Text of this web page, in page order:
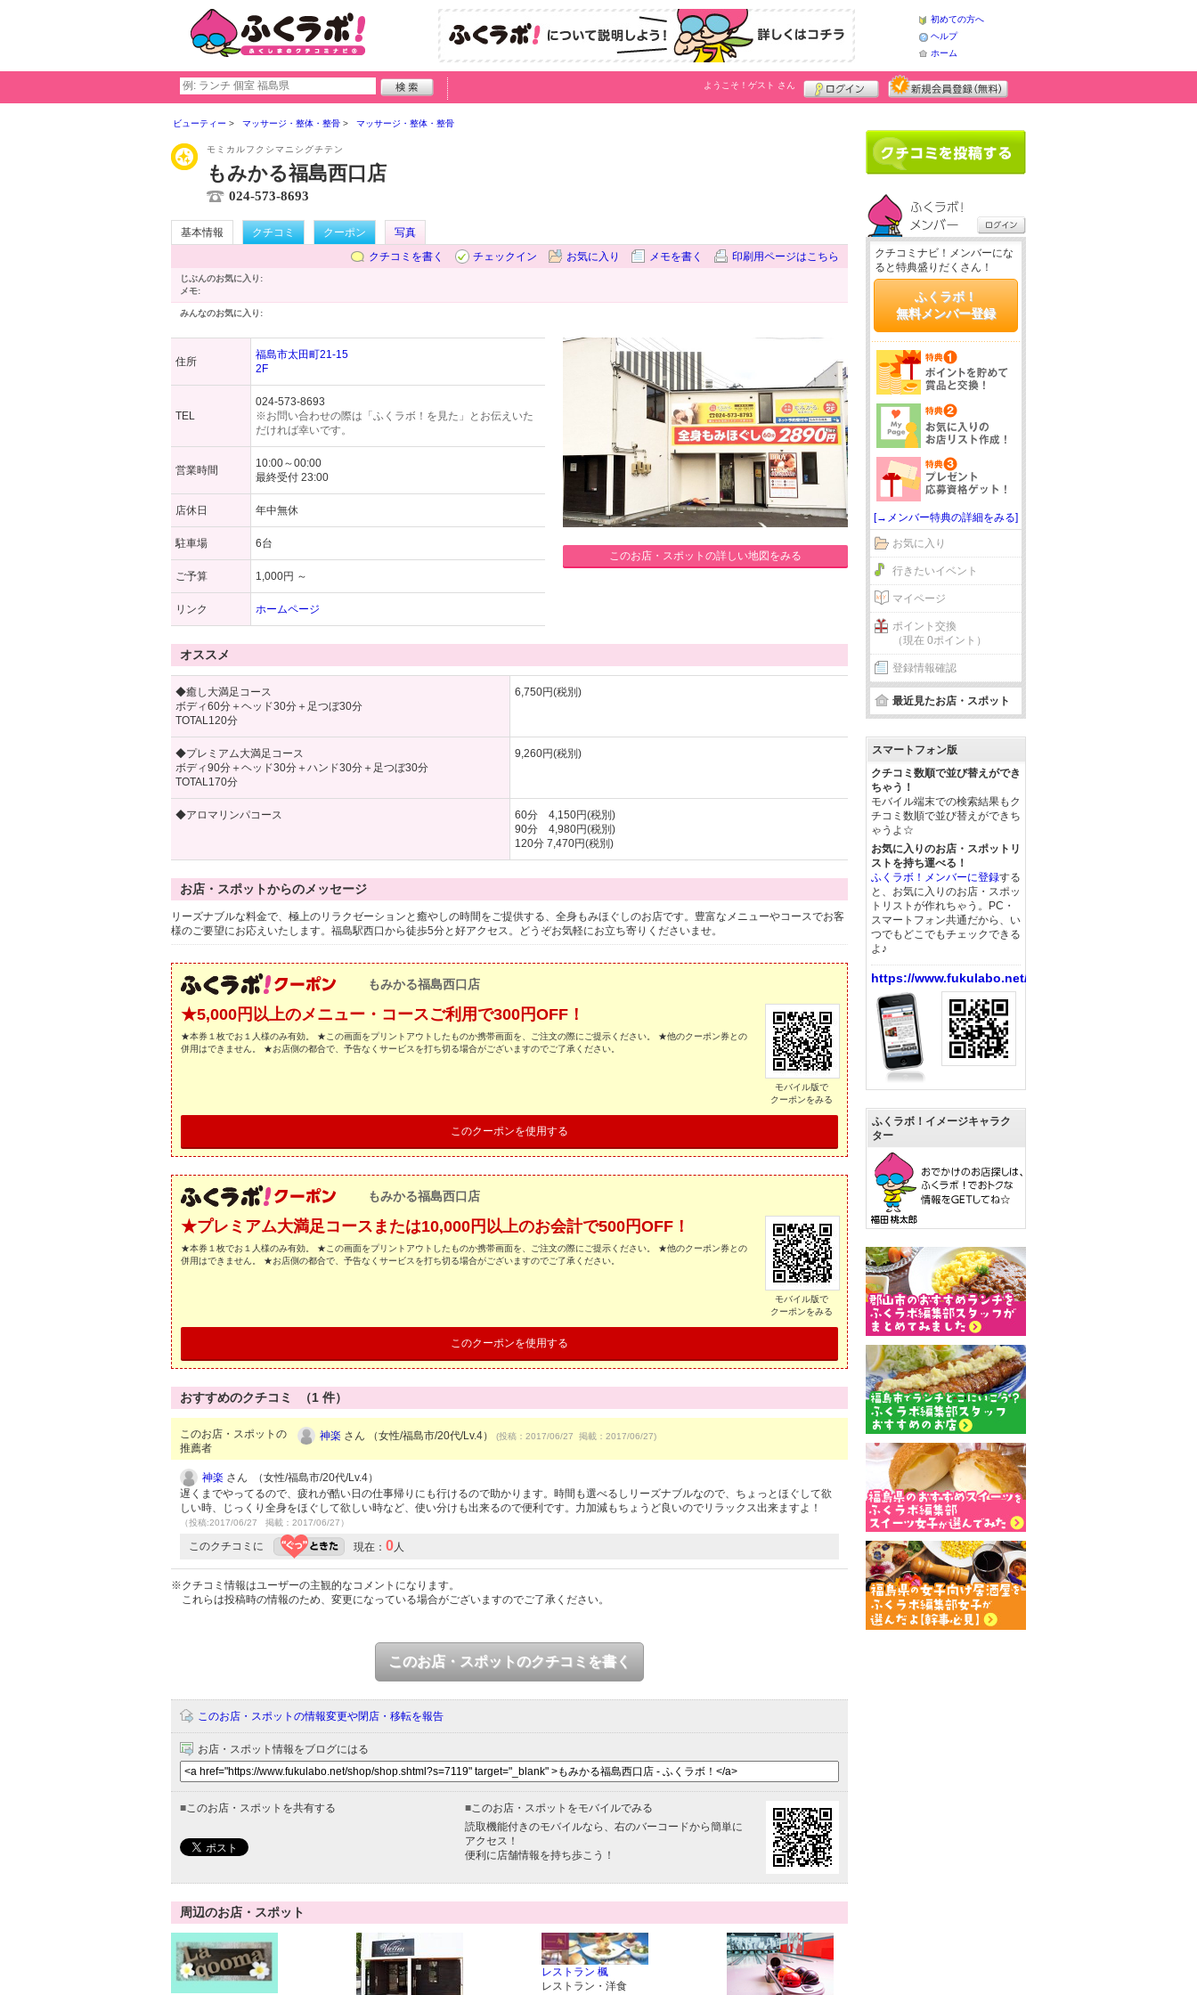
初めての方へ
ヘルプ
ホーム
ようこそ！ ゲスト さん
ビューティー マッサージ・整体・整骨 マッサージ・整体・整骨
モミカルフクシマニシグチテン
もみかる福島西口店
024-573-8693
基本情報 クチコミ クーポン
写真
クチコミを書く
チェックイン お気に入り メモを書く 印刷用ページはこちら
じぶんのお気に入り:
メモ:
みんなのお気に入り:
住所
福島市太田町21-15
2F
TEL
024-573-8693
※お問い合わせの際は「ふくラボ！を見た」とお伝えいた
だければ幸いです。
営業時間
10:00～00:00
最終受付 23:00
店休日 年中無休
駐車場 6台
ご予算 1,000円 ～
リンク ホームページ
このお店・スポットの詳しい地図をみる
オススメ
◆癒し大満足コース
ボディ60分＋ヘッド30分＋足つぼ30分
TOTAL120分
6,750円(税別)
◆プレミアム大満足コース
ボディ90分＋ヘッド30分＋ハンド30分＋足つぼ30分
TOTAL170分
9,260円(税別)
◆アロマリンパコース
60分 4,150円(税別)
90分 4,980円(税別)
120分 7,470円(税別)
お店・スポットからのメッセージ
リーズナブルな料金で、極上のリラクゼーションと癒やしの時間をご提供する、全身もみほぐしのお店です。豊富なメニューやコースでお客
様のご要望にお応えいたします。福島駅西口から徒歩5分と好アクセス。どうぞお気軽にお立ち寄りくださいませ。
もみかる福島西口店
★5,000円以上のメニュー・コースご利用で300円OFF！
★本券１枚でお１人様のみ有効。 ★この画面をプリントアウトしたものか携帯画面を、ご注文の際にご提示ください。 ★他のクーポン券との
併用はできません。 ★お店側の都合で、予告なくサービスを打ち切る場合がございますのでご了承ください。
モバイル版で
クーポンをみる
このクーポンを使用する
もみかる福島西口店
★プレミアム大満足コースまたは10,000円以上のお会計で500円OFF！
★本券１枚でお１人様のみ有効。 ★この画面をプリントアウトしたものか携帯画面を、ご注文の際にご提示ください。 ★他のクーポン券との
併用はできません。 ★お店側の都合で、予告なくサービスを打ち切る場合がございますのでご了承ください。
モバイル版で
クーポンをみる
このクーポンを使用する
おすすめのクチコミ （1 件）
このお店・スポットの
推薦者
神楽 さん （女性/福島市/20代/Lv.4） (投稿：2017/06/27 掲載：2017/06/27)
神楽 さん （女性/福島市/20代/Lv.4）
遅くまでやってるので、疲れが酷い日の仕事帰りにも行けるので助かります。時間も選べるしリーズナブルなので、ちょっとほぐして欲
しい時、じっくり全身をほぐして欲しい時など、使い分けも出来るので便利です。力加減もちょうど良いのでリラックス出来ますよ！
（投稿:2017/06/27 掲載：2017/06/27）
このクチコミに 現在： 0人
※クチコミ情報はユーザーの主観的なコメントになります。
これらは投稿時の情報のため、変更になっている場合がございますのでご了承ください。
このお店・スポットのクチコミを書く
このお店・スポットの情報変更や閉店・移転を報告
お店・スポット情報をブログにはる
■このお店・スポットを共有する ■このお店・スポットをモバイルでみる
読取機能付きのモバイルなら、右のバーコードから簡単に
アクセス！
便利に店舗情報を持ち歩こう！
周辺のお店・スポット
レストラン 楓
レストラン・洋食
クチコミナビ！メンバーにな
ると特典盛りだくさん！
ふくラボ！
無料メンバー登録
[→メンバー特典の詳細をみる]
お気に入り
行きたいイベント
マイページ
ポイント交換
（現在 0ポイント）
登録情報確認
最近見たお店・スポット
スマートフォン版
クチコミ数順で並び替えができ
ちゃう！
モバイル端末での検索結果もク
チコミ数順で並び替えができち
ゃうよ☆
お気に入りのお店・スポットリ
ストを持ち運べる！
ふくラボ！メンバーに登録する
と、お気に入りのお店・スポッ
トリストが作れちゃう。PC・
スマートフォン共通だから、い
つでもどこでもチェックできる
よ♪
https://www.fukulabo.net/
ふくラボ！イメージキャラク
ター